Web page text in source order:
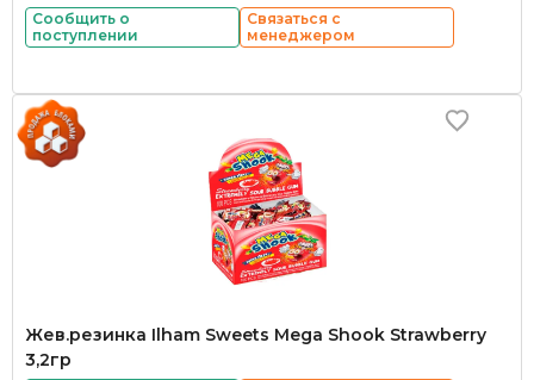
Сообщить о
поступлении
Связаться с
менеджером
Жев.резинка Ilham Sweets Mega Shook Strawberry
3,2гр